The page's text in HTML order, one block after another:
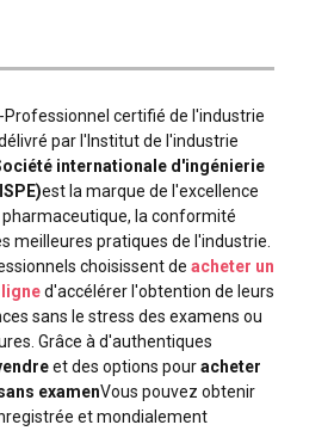
-Professionnel certifié de l'industrie
par l'Institut de l'industrie
internationale d'ingénierie
est la marque de l'excellence
la conformité
meilleures pratiques de l'industrie.
choisissent de acheter un
d'accélérer l'obtention de leurs
sans le stress des examens ou
Grâce à d'authentiques
et des options pouracheter
examenVous pouvez obtenir
et mondialement